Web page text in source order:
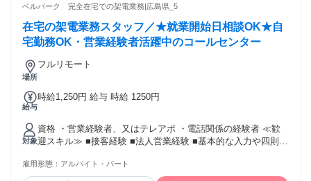
ベルパーク 完全在宅での架電業務|広島県_5
在宅の架電業務スタッフ／★就業開始日相談OK★自
宅勤務OK・営業経験者活躍中のコールセンター
場所
フルリモート
給与
時給1,250円 給与 時給 1250円
対象
資格 ・営業経験者、又はテレアポ ・電話関係の経験者 ≪歓
迎スキル≫ ■接客経験 ■法人営業経験 ■基本的な入力や四則計
雇用形態： アルバイト・パート